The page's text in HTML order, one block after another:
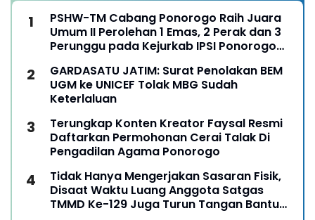
PSHW-TM Cabang Ponorogo Raih Juara
Umum II Perolehan 1 Emas, 2 Perak dan 3
Perunggu pada Kejurkab IPSI Ponorogo
GARDASATU JATIM: Surat Penolakan BEM
UGM ke UNICEF Tolak MBG Sudah
Keterlaluan
Terungkap Konten Kreator Faysal Resmi
Daftarkan Permohonan Cerai Talak Di
Pengadilan Agama Ponorogo
Tidak Hanya Mengerjakan Sasaran Fisik,
Disaat Waktu Luang Anggota Satgas
TMMD Ke-129 Juga Turun Tangan Bantu